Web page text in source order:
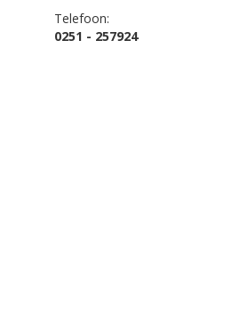
Telefoon:
0251 - 257924